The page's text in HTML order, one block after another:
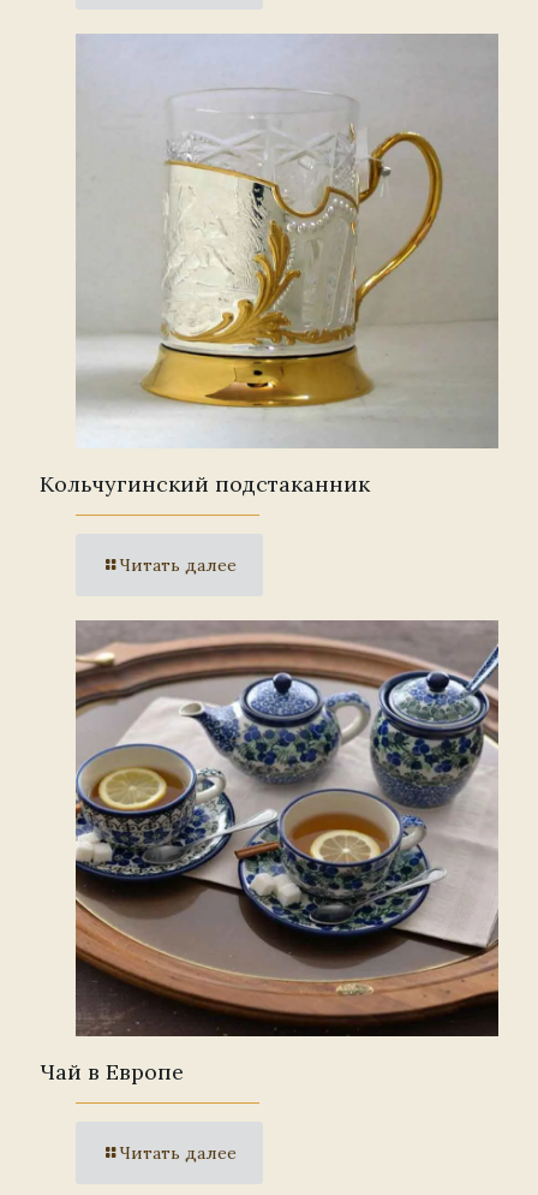
Кольчугинский подстаканник
Читать далее
Чай в Европе
Читать далее